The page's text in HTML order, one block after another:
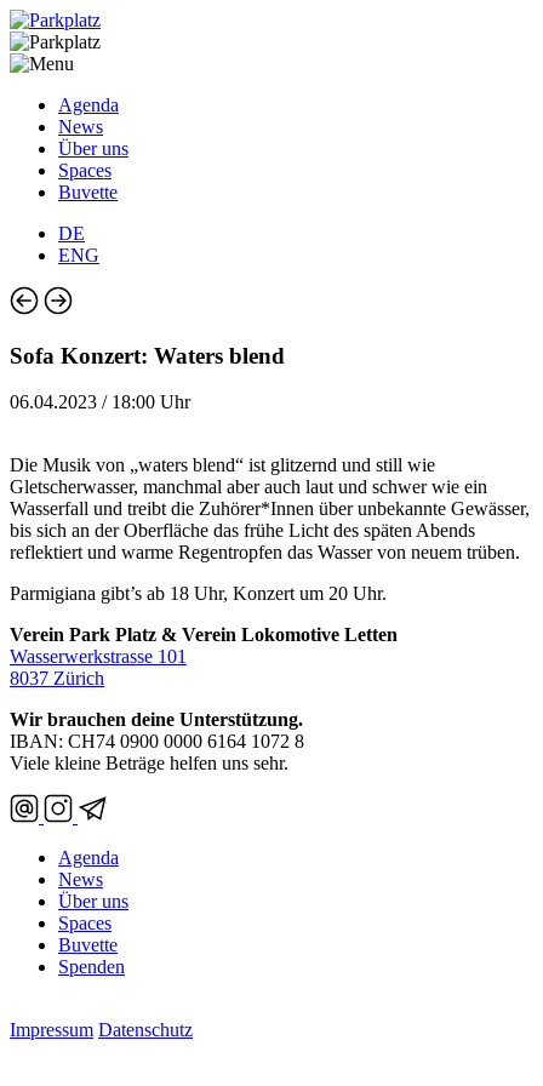
Agenda
News
Über uns
Spaces
Buvette
DE
ENG
Sofa Konzert: Waters blend
06.04.2023 / 18:00 Uhr
Die Musik von „waters blend“ ist glitzernd und still wie
Gletscherwasser, manchmal aber auch laut und schwer wie ein
Wasserfall und treibt die Zuhörer*Innen über unbekannte Gewässer,
bis sich an der Oberfläche das frühe Licht des späten Abends
reflektiert und warme Regentropfen das Wasser von neuem trüben.
Parmigiana gibt’s ab 18 Uhr, Konzert um 20 Uhr.
Verein Park Platz & Verein Lokomotive Letten
Wasserwerkstrasse 101
8037 Zürich
Wir brauchen deine Unterstützung.
IBAN: CH74 0900 0000 6164 1072 8
Viele kleine Beträge helfen uns sehr.
Agenda
News
Über uns
Spaces
Buvette
Spenden
Impressum Datenschutz